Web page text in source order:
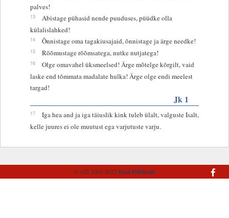
palves!
13
Abistage pühasid nende puuduses, püüdke olla
külalislahked!
14 Õnnistage oma tagakiusajaid, õnnistage ja ärge needke!
15 Rõõmustage rõõmsatega, nutke nutjatega!
16
Olge omavahel üksmeelsed! Ärge mõtelge kõrgilt, vaid
laske end tõmmata madalate hulka! Ärge olge endi meelest
targad!
Jk 1
17
Iga hea and ja iga täiuslik kink tuleb ülalt, valguste Isalt,
kelle juures ei ole muutust ega varjutuste varju.
© AD 2005-2022Eesti Piibliselts